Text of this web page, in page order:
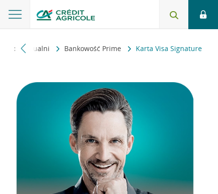
indywidualni Bankowość Prime Karta Visa Signature